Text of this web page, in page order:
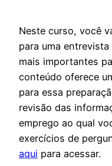
Neste curso, você
para uma
mais importantes
conteúdo oferece
para essa
revisão das
emprego ao qual
exercícios de
aqui para acessar.